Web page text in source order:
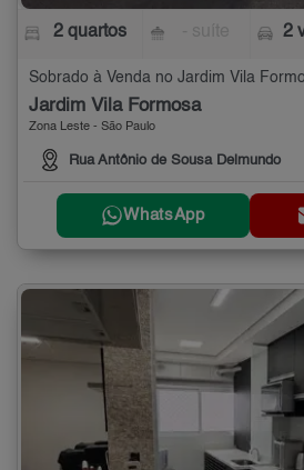
2 quartos 2
Jardim Vila Formosa
Zona Leste - São Paulo
Rua Antônio de Sousa Delmundo
WhatsApp